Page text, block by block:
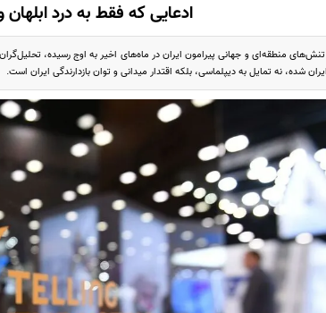
ادعایی که فقط به درد
منطقه‌ای و جهانی پیرامون ایران در ماه‌های اخیر به اوج رسیده،
شده، نه تمایل به دیپلماسی، بلکه اقتدار میدانی و توان بازدارندگی ایران است.